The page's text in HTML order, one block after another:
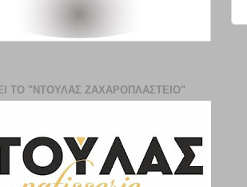
ΤΟ "ΝΤΟΥΛΑΣ ΖΑΧΑΡΟΠΛΑΣΤΕΊΟ"